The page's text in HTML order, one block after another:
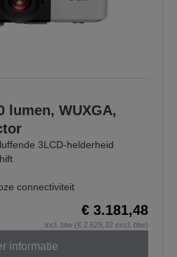
lumen, WUXGA,
3LCD-helderheid
connectiviteit
€ 3.181,48
incl. btw (€ 2.629,32 excl. btw)
informatie